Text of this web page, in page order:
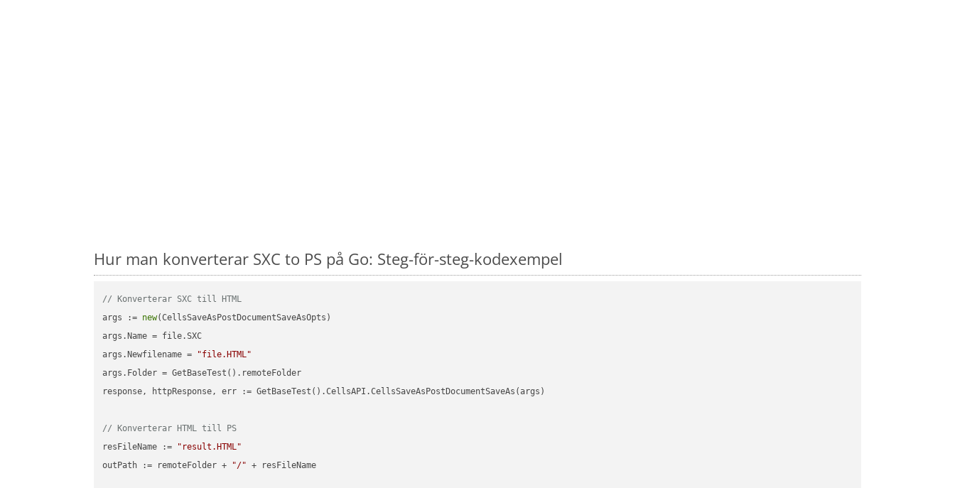
Hur man konverterar SXC to PS på Go: Steg-för-steg-kodexempel
// Konverterar SXC till HTML
args := new(CellsSaveAsPostDocumentSaveAsOpts)
args.Name = file.SXC
args.Newfilename =
"file.HTML"
args.Folder = GetBaseTest().remoteFolder
response, httpResponse, err := GetBaseTest().CellsAPI.CellsSaveAsPostDocumentSaveAs(args)
// Konverterar HTML till PS
resFileName :=
"result.HTML"
outPath := remoteFolder +
"/" + resFileName